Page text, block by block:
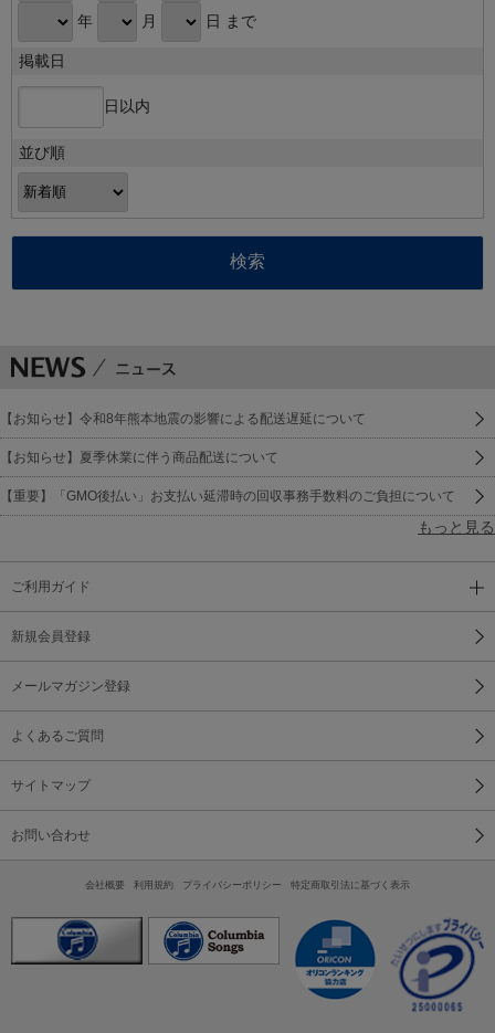
年 月 日 まで
掲載日
日以内
並び順
【お知らせ】令和8年熊本地震の影響による配送遅延について
【お知らせ】夏季休業に伴う商品配送について
【重要】「GMO後払い」お支払い延滞時の回収事務手数料のご負担について
もっと見る
ご利用ガイド
新規会員登録
メールマガジン登録
よくあるご質問
サイトマップ
お問い合わせ
会社概要 利用規約 プライバシーポリシー 特定商取引法に基づく表示